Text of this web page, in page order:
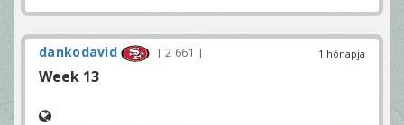
1 hónapja
dankodavid 2 661
Week 13